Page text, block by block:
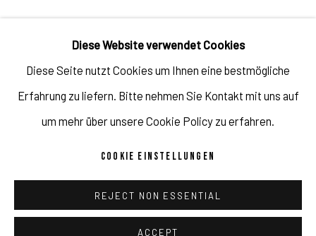
PUBLIKATIONEN
PROGRAMM
KÜNSTLER*IN
JULIEN JACA
Impressum // Pulpo Gallery Gmbh // Geschäftsführer: Katherina
Zeifang, Nico Zeifang // Obermarkt 51, 82418 Murnau am
Diese Website verwendet Cookies
Diese Seite nutzt Cookies um Ihnen eine bestmögliche
Erfahrung zu liefern. Bitte nehmen Sie Kontakt mit uns auf
um mehr über unsere Cookie Policy zu erfahren.
COOKIE EINSTELLUNGEN
REJECT NON ESSENTIAL
ACCEPT